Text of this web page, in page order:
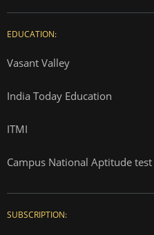
EDUCATION:
Vasant Valley
India Today Education
ITMI
Campus National Aptitude test
SUBSCRIPTION: